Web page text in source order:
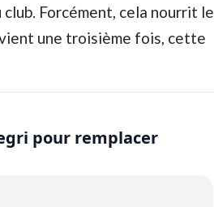
club. Forcément, cela nourrit le
une troisième fois, cette
pour remplacer